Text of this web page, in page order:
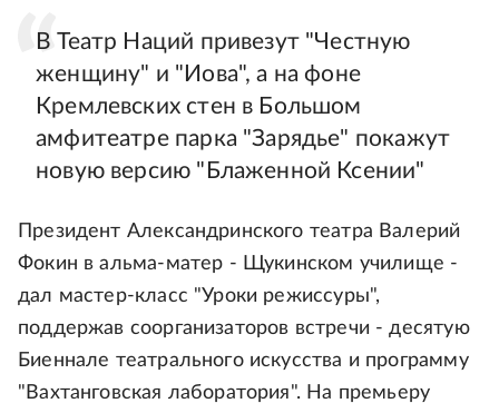
В Театр Наций привезут "Честную
женщину" и "Иова", а на фоне
Кремлевских стен в Большом
амфитеатре парка "Зарядье" покажут
новую версию "Блаженной Ксении"
Президент Александринского театра Валерий
Фокин в альма-матер - Щукинском училище -
дал мастер-класс "Уроки режиссуры",
поддержав соорганизаторов встречи - десятую
Биеннале театрального искусства и программу
"Вахтанговская лаборатория". На премьеру